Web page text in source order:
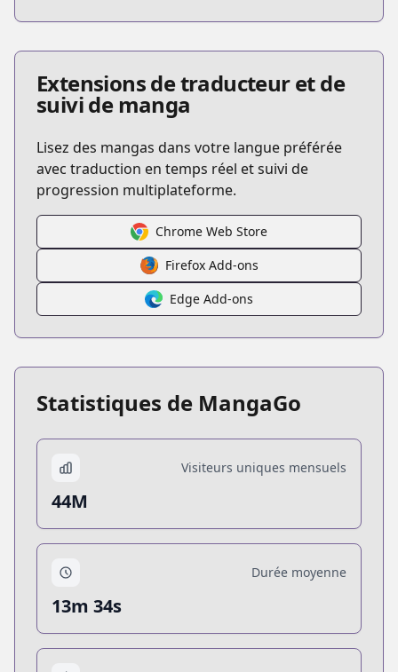
Extensions de traducteur et de
suivi de manga
Lisez des mangas dans votre langue préférée
avec traduction en temps réel et suivi de
progression multiplateforme.
Chrome Web Store
Firefox Add-ons
Edge Add-ons
Statistiques de MangaGo
Visiteurs uniques mensuels
44M
Durée moyenne
13m 34s